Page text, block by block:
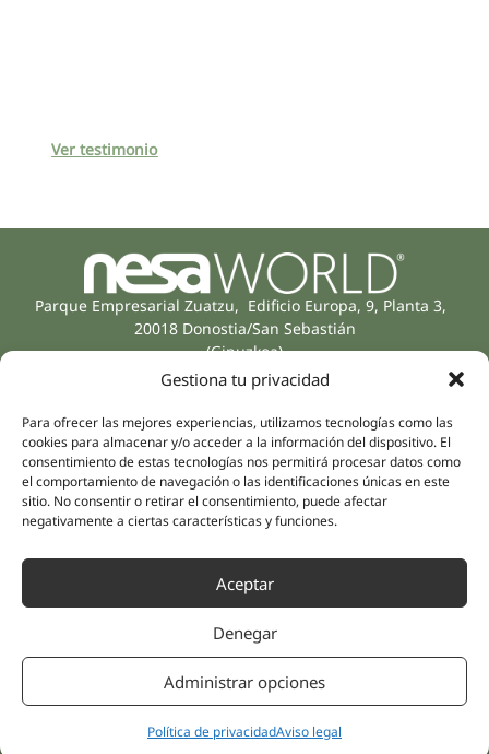
Gestiona tu privacidad
Para ofrecer las mejores experiencias, utilizamos tecnologías como las
cookies para almacenar y/o acceder a la información del dispositivo. El
consentimiento de estas tecnologías nos permitirá procesar datos como
el comportamiento de navegación o las identificaciones únicas en este
sitio. No consentir o retirar el consentimiento, puede afectar
negativamente a ciertas características y funciones.
Aceptar
Denegar
Administrar opciones
Política de privacidadAviso legal
Ver testimonio
Parque Empresarial Zuatzu, Edificio Europa, 9, Planta 3,
20018 Donostia/San Sebastián
(Gipuzkoa)
Especialidades
Salud íntima
Sports
Salud mental
Neurología y dolor
Medicina interna
Compañía
Equipo humano
Distribuidores
Partnerships
Evidencia científica
Clínicas
Tratamientos pacientes
Instagram
Youtube
Facebook